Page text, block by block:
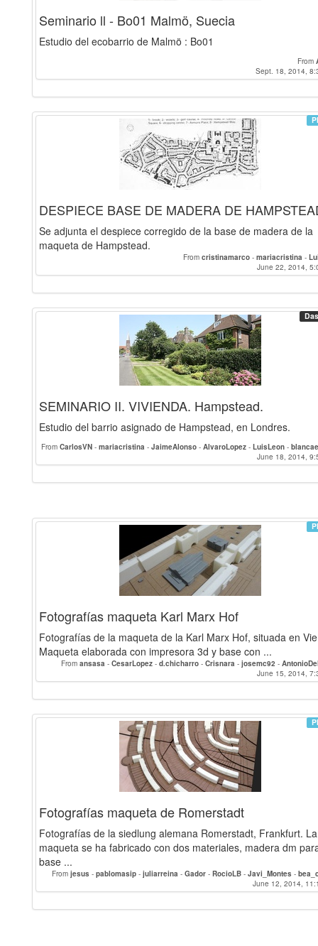
Seminario ll - Bo01 Malmö, Suecia
Estudio del ecobarrio de Malmö : Bo01
From
Sept. 18, 2014,
DESPIECE BASE DE MADERA DE
Se adjunta el despiece corregido de la base de madera de la
maqueta de Hampstead.
From cristinamarco - mariacristina -
June 22, 2014,
SEMINARIO II. VIVIENDA. Hampstead.
Estudio del barrio asignado de Hampstead, en Londres.
From CarlosVN - mariacristina - JaimeAlonso - AlvaroLopez - LuisLeon -
frgsanchez -
June 18, 2014,
Fotografías maqueta Karl Marx Hof
Fotografías de la maqueta de la Karl Marx Hof, situada en
Maqueta elaborada con impresora 3d y base con ...
From ansasa - CesarLopez - d.chicharro - Crisnara - josemc92 -
RicardoVelasco-
June 15, 2014,
Fotografías maqueta de Romerstadt
Fotografías de la siedlung alemana Romerstadt, Frankfurt. La
maqueta se ha fabricado con dos materiales, madera dm
base ...
From jesus - pablomasip - juliarreina - Gador - RocioLB - Javi_Montes -
FanRC- iris-
June 12, 2014,